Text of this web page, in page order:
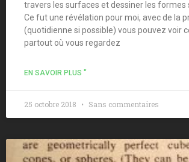
travers les surfaces et dessiner les formes
Ce fut une révélation pour moi, avec de la
(quotidienne si possible) vous pouvez voir
partout où vous regardez
EN SAVOIR PLUS "
25 octobre 2018 Sans commentaires